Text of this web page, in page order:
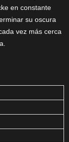
en constante
su oscura
vez más cerca